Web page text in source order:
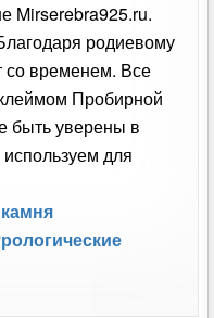
Mirserebra925.ru.
родиевому
со временем. Все
Пробирной
быть уверены в
для